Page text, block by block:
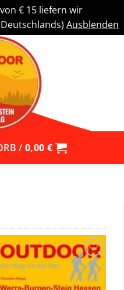
€ 15 liefern wir
Ausblenden
/ 0,00 €
Zu
Wunschliste
hinzufügen